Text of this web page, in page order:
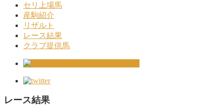
セリ上場馬
産駒紹介
リザルト
レース結果
クラブ提供馬
レース結果